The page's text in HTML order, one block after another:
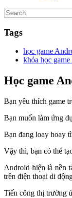
Tags
học game
khóa học
Học game
Bạn yêu thích game
Bạn muốn làm ứng
Bạn đang loay hoay
Vậy thì, bạn có thể
Android hiện là nền
trên điện thoại di
Tiến công thị trường